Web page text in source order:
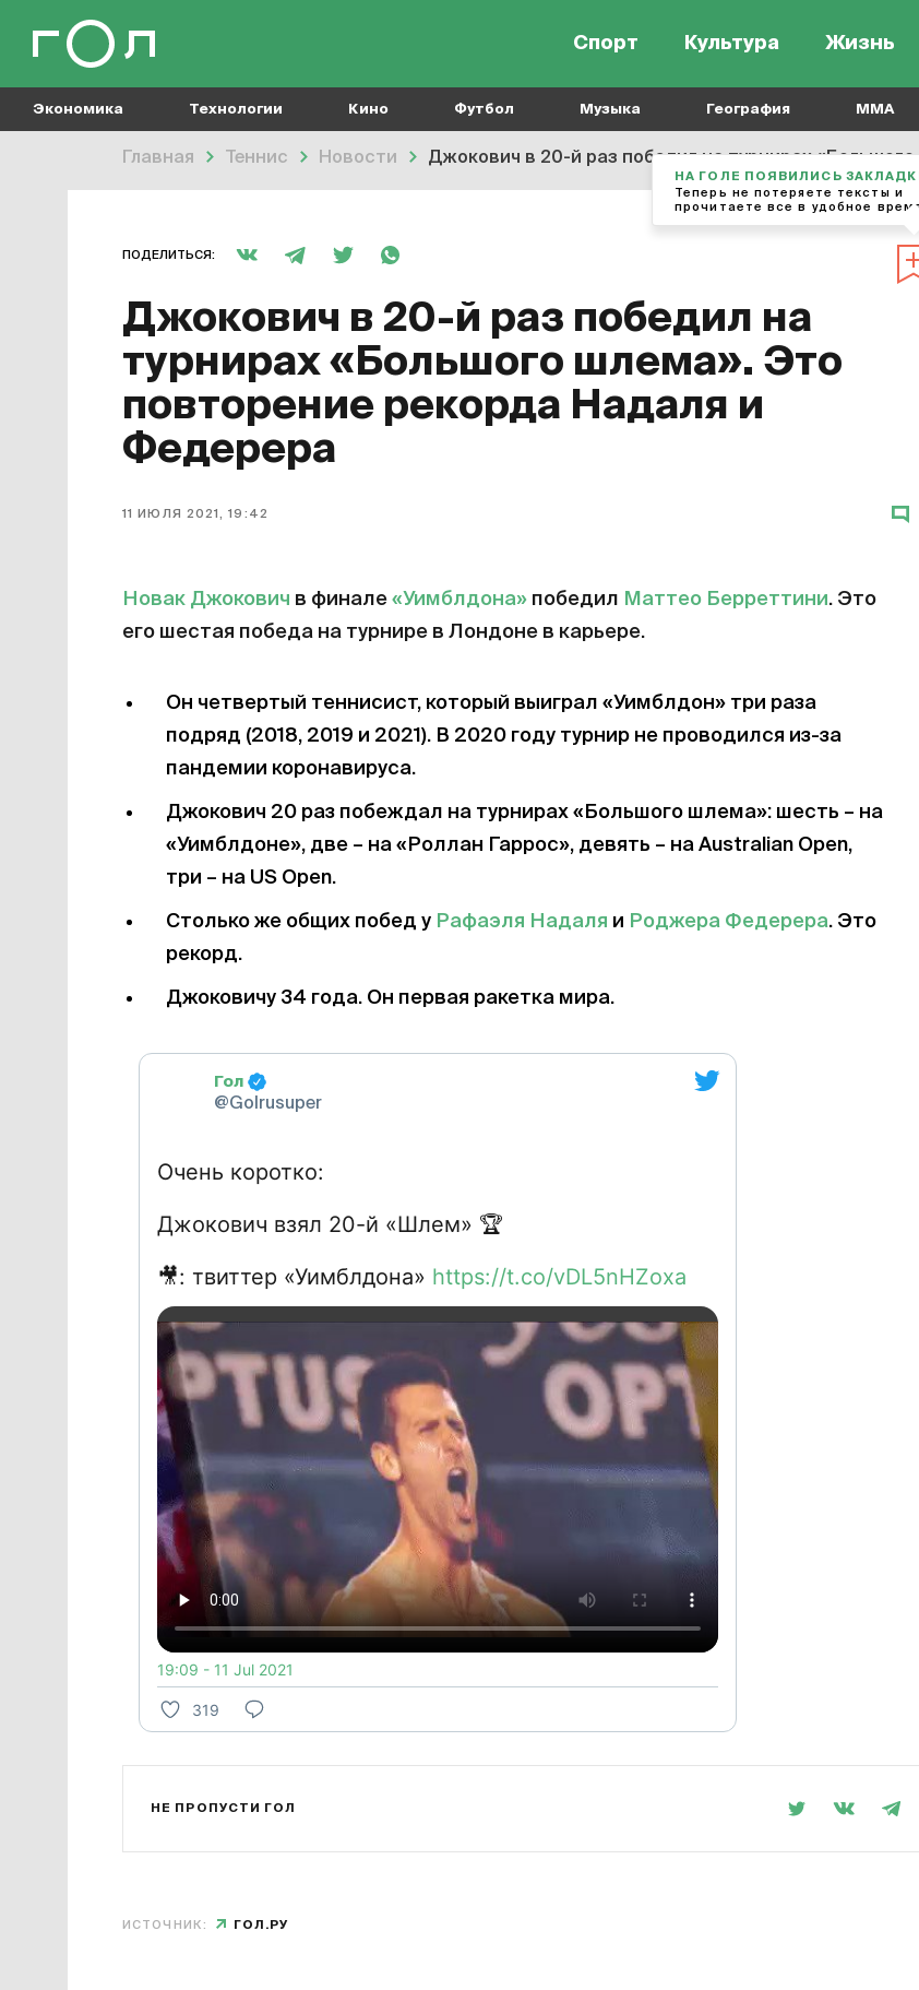
Спорт Культура Жизнь
Экономика Технологии Кино Футбол Музыка География MMA
Главная Теннис Новости Джокович в 20-й раз победил на турнирах
ПОДЕЛИТЬСЯ:
Джокович в 20-й раз победил на
турнирах «Большого шлема». Это
повторение рекорда Надаля и
Федерера
11 ИЮЛЯ 2021, 19:42
Новак Джокович в финале «Уимблдона» победил Маттео Берреттини. Это
его шестая победа на турнире в Лондоне в карьере.
Он четвертый теннисист, который выиграл «Уимблдон» три раза
подряд (2018, 2019 и 2021). В 2020 году турнир не проводился из-за
пандемии коронавируса.
Джокович 20 раз побеждал на турнирах «Большого шлема»: шесть – на
«Уимблдоне», две – на «Роллан Гаррос», девять – на Australian Open,
три – на US Open.
Cтолько же общих побед у Рафаэля Надаля и Роджера Федерера. Это
рекорд.
Джоковичу 34 года. Он первая ракетка мира.
Гол
@Golrusuper
Очень коротко:
Джокович взял 20-й «Шлем» 🏆
🎥: твиттер «Уимблдона» https://t.co/vDL5nHZoxa
19:09 - 11 Jul 2021
319
НЕ ПРОПУСТИ ГОЛ
ИСТОЧНИК: ГОЛ.РУ
НА ГОЛЕ ПОЯВИЛИСЬ
Теперь не потеряете тексты и
прочитаете все в удобное время